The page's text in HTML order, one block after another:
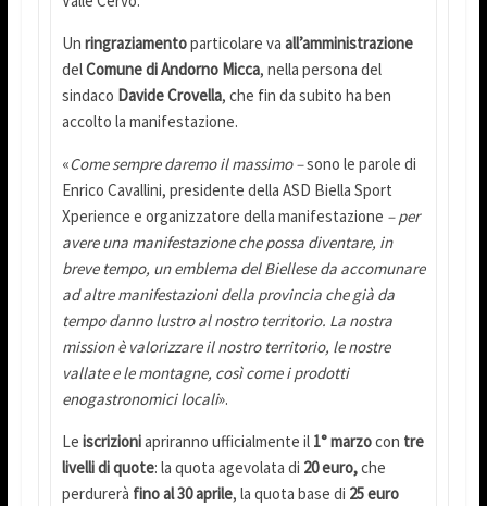
Un ringraziamentoparticolare va all’amministrazione
delComune di Andorno Micca, nella persona del
sindaco Davide Crovella, che fin da subito ha ben
accolto la manifestazione.
«Come sempre daremo il massimo –sono le parole di
Enrico Cavallini, presidente della ASD Biella Sport
Xperience e organizzatore della manifestazione – per
avere una manifestazione che possa diventare, in
breve tempo, un emblema del Biellese da accomunare
ad altre manifestazioni della provincia che già da
tempo danno lustro al nostro territorio. La nostra
mission è valorizzare il nostro territorio, le nostre
vallate e le montagne, così come i prodotti
enogastronomici locali».
Le iscrizioniapriranno ufficialmente il 1° marzocon tre
livelli di quote: la quota agevolata di 20 euro,che
perdurerà fino al 30 aprile, la quota base di 25 euro